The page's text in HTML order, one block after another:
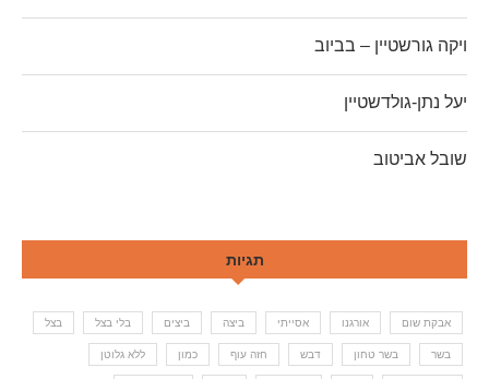
ויקה גורשטיין – בביוב
יעל נתן-גולדשטיין
שובל אביטוב
תגיות
אבקת שום אורגנו אסייתי ביצה ביצים בלי בצל בצל
בשר בשר טחון דבש חזה עוף כמון ללא גלוטן